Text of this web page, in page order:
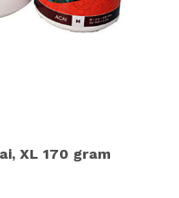
XL 170 gram